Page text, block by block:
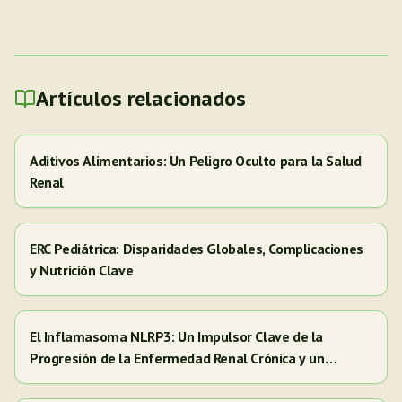
Artículos relacionados
Aditivos Alimentarios: Un Peligro Oculto para la Salud
Renal
ERC Pediátrica: Disparidades Globales, Complicaciones
y Nutrición Clave
El Inflamasoma NLRP3: Un Impulsor Clave de la
Progresión de la Enfermedad Renal Crónica y un
Objetivo para Nuevas Terapias